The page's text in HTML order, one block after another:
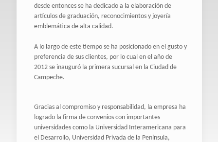
desde entonces se ha dedicado a la elaboración de
artículos de graduación, reconocimientos y joyería
emblemática de alta calidad.
A lo largo de este tiempo se ha posicionado en el gusto y
preferencia de sus clientes, por lo cual en el año de
2012 se inauguró la primera sucursal en la Ciudad de
Campeche.
Gracias al compromiso y responsabilidad, la empresa ha
logrado la firma de convenios con importantes
universidades como la Universidad Interamericana para
el Desarrollo, Universidad Privada de la Península,